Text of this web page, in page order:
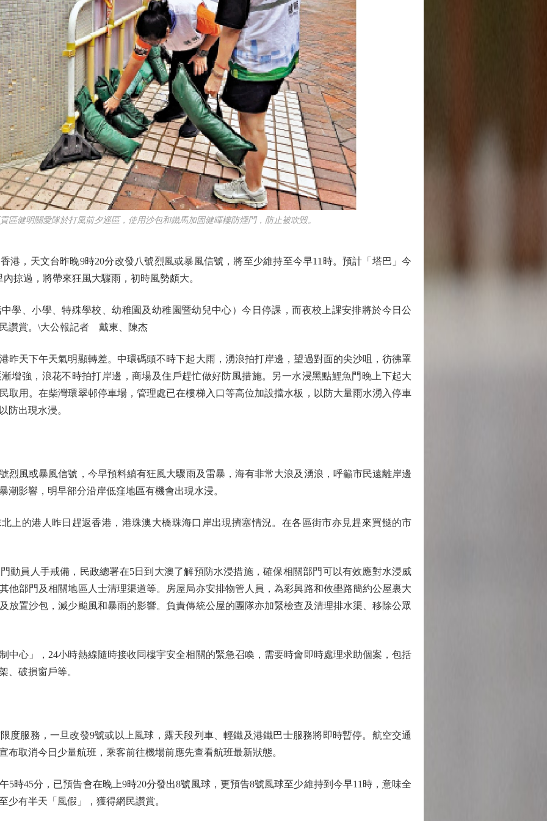
明關愛隊於打風前夕巡區，使用沙包和鐵馬加固健暉樓防煙門，防止被吹毀。
天文台昨晚9時20分改發八號烈風或暴風信號，將至少維持至今早11時。預計「塔巴」今
掠過，將帶來狂風大驟雨，初時風勢頗大。
、小學、特殊學校、幼稚園及幼稚園暨幼兒中心）今日停課，而夜校上課安排將於今日公
讚賞。\大公報記者 戴東、陳杰
下午天氣明顯轉差。中環碼頭不時下起大雨，湧浪拍打岸邊，望過對面的尖沙咀，彷彿罩
增強，浪花不時拍打岸邊，商場及住戶趕忙做好防風措施。另一水浸黑點鯉魚門晚上下起大
取用。在柴灣環翠邨停車場，管理處已在樓梯入口等高位加設擋水板，以防大量雨水湧入停車
防出現水浸。
風或暴風信號，今早預料續有狂風大驟雨及雷暴，海有非常大浪及湧浪，呼籲市民遠離岸邊
潮影響，明早部分沿岸低窪地區有機會出現水浸。
的港人昨日趕返香港，港珠澳大橋珠海口岸出現擠塞情況。在各區街市亦見趕來買餸的市
員人手戒備，民政總署在5日到大澳了解預防水浸措施，確保相關部門可以有效應對水浸威
他部門及相關地區人士清理渠道等。房屋局亦安排物管人員，為彩興路和攸壆路簡約公屋裏大
放置沙包，減少颱風和暴雨的影響。負責傳統公屋的團隊亦加緊檢查及清理排水渠、移除公眾
」，24小時熱線隨時接收同樓宇安全相關的緊急召喚，需要時會即時處理求助個案，包括
、破損窗戶等。
服務，一旦改發9號或以上風球，露天段列車、輕鐵及港鐵巴士服務將即時暫停。航空交通
布取消今日少量航班，乘客前往機場前應先查看航班最新狀態。
45分，已預告會在晚上9時20分發出8號風球，更預告8號風球至少維持到今早11時，意味全
少有半天「風假」，獲得網民讚賞。